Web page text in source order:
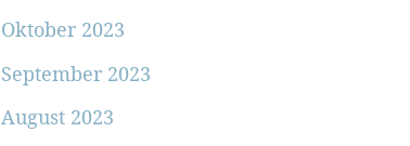
Oktober 2023
September 2023
August 2023